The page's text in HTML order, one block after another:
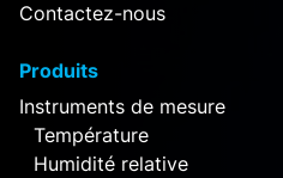
Contactez-nous
Produits
Instruments de mesure
Température
Humidité relative